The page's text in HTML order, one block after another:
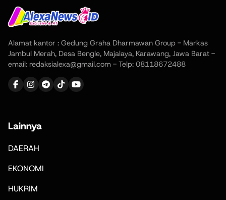
Alamat kantor : Gedung Graha Dharmawan Group - Markas
Jambul Merah, Desa Bengle, Majalaya, Karawang, Jawa Barat -
email: redaksialexa@gmail.com - Telp: 08118672488
Lainnya
DAERAH
EKONOMI
HUKRIM